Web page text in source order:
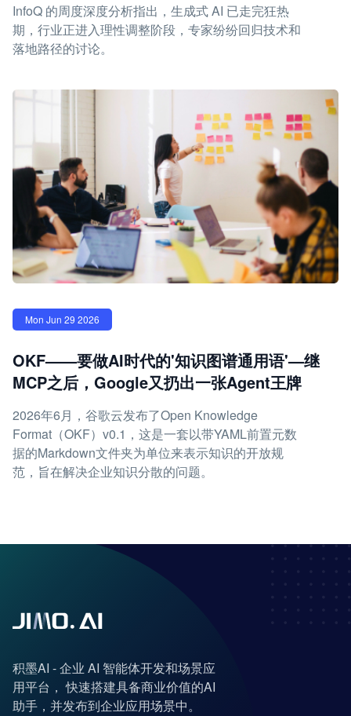
InfoQ 的周度深度分析指出，生成式 AI 已走完狂热
期，行业正进入理性调整阶段，专家纷纷回归技术和
落地路径的讨论。
Mon Jun 29 2026
OKF——要做AI时代的'知识图谱通用语'—继
MCP之后，Google又扔出一张Agent王牌
2026年6月，谷歌云发布了Open Knowledge
Format（OKF）v0.1，这是一套以带YAML前置元数
据的Markdown文件夹为单位来表示知识的开放规
范，旨在解决企业知识分散的问题。
积墨AI - 企业 AI 智能体开发和场景应
用平台， 快速搭建具备商业价值的AI
助手，并发布到企业应用场景中。